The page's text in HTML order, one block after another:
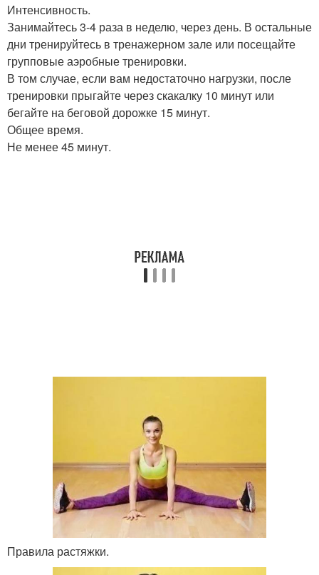
Интенсивность.
Занимайтесь 3-4 раза в неделю, через день. В остальные
дни тренируйтесь в тренажерном зале или посещайте
групповые аэробные тренировки.
В том случае, если вам недостаточно нагрузки, после
тренировки прыгайте через скакалку 10 минут или
бегайте на беговой дорожке 15 минут.
Общее время.
Не менее 45 минут.
Правила растяжки.